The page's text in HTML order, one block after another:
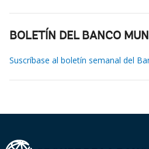
BOLETÍN DEL BANCO
Suscríbase al boletín semanal del